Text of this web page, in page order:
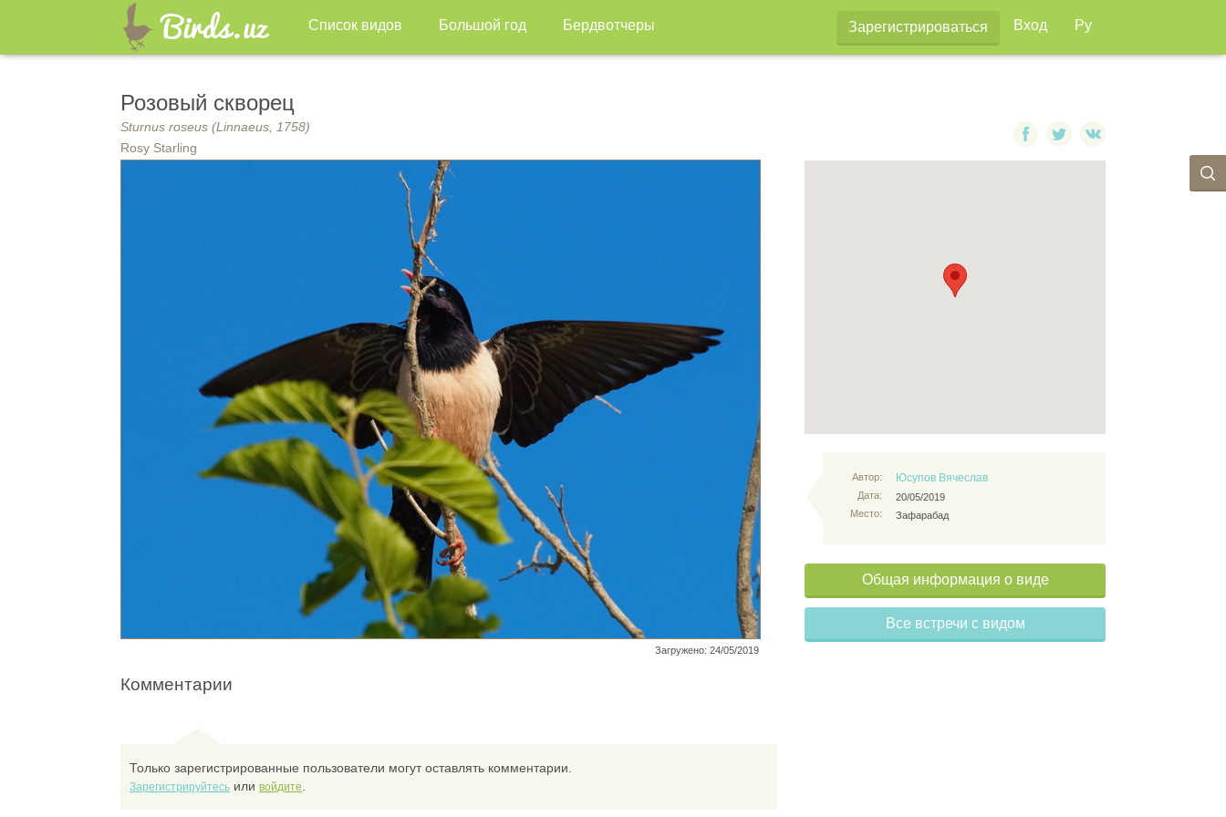
Список видов Большой год Бердвотчеры Зарегистрироваться Вход Ру
Розовый скворец
Sturnus roseus (Linnaeus, 1758)
Rosy Starling
Загружено: 24/05/2019
Автор:
Дата:
Место:
Юсупов Вячеслав
20/05/2019
Зафарабад
Общая информация о виде
Все встречи с видом
Комментарии
Только зарегистрированные пользователи могут оставлять комментарии.
Зарегистрируйтесь или войдите